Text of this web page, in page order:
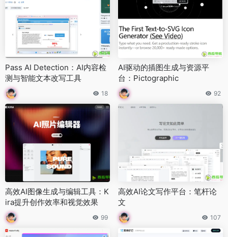
Pass AI Detection：AI内容检
测与智能文本改写工具
18
AI驱动的插图生成与资源平
台：Pictographic
92
高效AI图像生成与编辑工具：K
ira提升创作效率和视觉效果
99
高效AI论文写作平台：笔杆论
文
107